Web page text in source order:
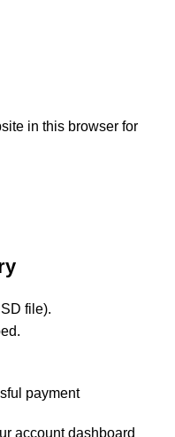
in this browser for
file).
payment
account dashboard